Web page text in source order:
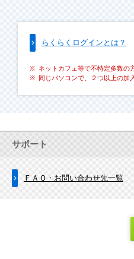
らくらくログインとは？
ネットカフェ等で不特定多数の
同じパソコンで、２つ以上の加
サポート
ＦＡＱ・お問い合わせ先一覧